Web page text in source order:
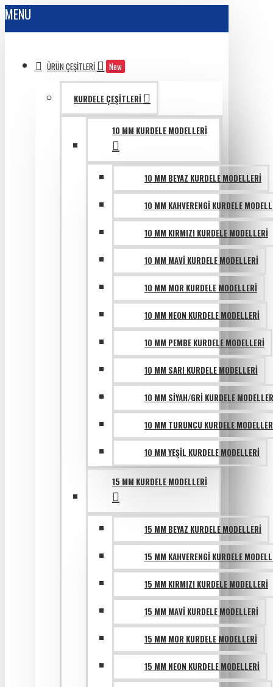
MENU
ÜRÜN ÇEŞITLERI New
KURDELE ÇEŞITLERI
10 MM KURDELE MODELLERI
10 MM BEYAZ KURDELE MODELLERI
10 MM KAHVERENGI KURDELE
10 MM KIRMIZI KURDELE MODELLERI
10 MM MAVI KURDELE MODELLERI
10 MM MOR KURDELE MODELLERI
10 MM NEON KURDELE MODELLERI
10 MM PEMBE KURDELE MODELLERI
10 MM SARI KURDELE MODELLERI
10 MM SIYAH/GRI KURDELE
10 MM TURUNCU KURDELE
10 MM YEŞIL KURDELE MODELLERI
15 MM KURDELE MODELLERI
15 MM BEYAZ KURDELE MODELLERI
15 MM KAHVERENGI KURDELE
15 MM KIRMIZI KURDELE MODELLERI
15 MM MAVI KURDELE MODELLERI
15 MM MOR KURDELE MODELLERI
15 MM NEON KURDELE MODELLERI